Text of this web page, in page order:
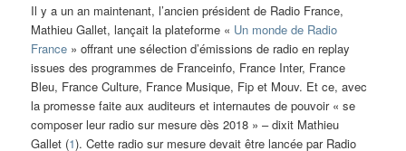
Il y a un an maintenant, l’ancien président de Radio France,
Mathieu Gallet, lançait la plateforme « Un monde de Radio
France » offrant une sélection d’émissions de radio en replay
issues des programmes de Franceinfo, France Inter, France
Bleu, France Culture, France Musique, Fip et Mouv. Et ce, avec
la promesse faite aux auditeurs et internautes de pouvoir « se
composer leur radio sur mesure dès 2018 » – dixit Mathieu
Gallet (1). Cette radio sur mesure devait être lancée par Radio